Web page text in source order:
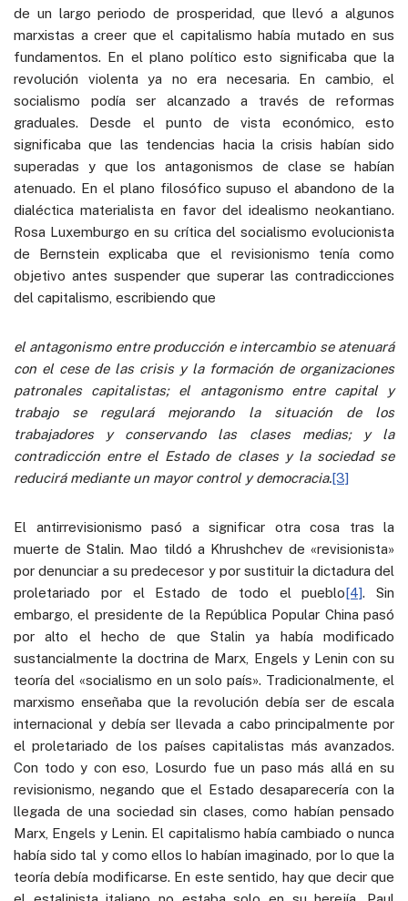
de un largo periodo de prosperidad, que llevó a algunos
marxistas a creer que el capitalismo había mutado en sus
fundamentos. En el plano político esto significaba que la
revolución violenta ya no era necesaria. En cambio, el
socialismo podía ser alcanzado a través de reformas
graduales. Desde el punto de vista económico, esto
significaba que las tendencias hacia la crisis habían sido
superadas y que los antagonismos de clase se habían
atenuado. En el plano filosófico supuso el abandono de la
dialéctica materialista en favor del idealismo neokantiano.
Rosa Luxemburgo en su crítica del socialismo evolucionista
de Bernstein explicaba que el revisionismo tenía como
objetivo antes suspender que superar las contradicciones
del capitalismo, escribiendo que
el antagonismo entre producción e intercambio se atenuará
con el cese de las crisis y la formación de organizaciones
patronales capitalistas; el antagonismo entre capital y
trabajo se regulará mejorando la situación de los
trabajadores y conservando las clases medias; y la
contradicción entre el Estado de clases y la sociedad se
reducirá mediante un mayor control y democracia.[3]
El antirrevisionismo pasó a significar otra cosa tras la
muerte de Stalin. Mao tildó a Khrushchev de «revisionista»
por denunciar a su predecesor y por sustituir la dictadura del
proletariado por el Estado de todo el pueblo[4]. Sin
embargo, el presidente de la República Popular China pasó
por alto el hecho de que Stalin ya había modificado
sustancialmente la doctrina de Marx, Engels y Lenin con su
teoría del «socialismo en un solo país». Tradicionalmente, el
marxismo enseñaba que la revolución debía ser de escala
internacional y debía ser llevada a cabo principalmente por
el proletariado de los países capitalistas más avanzados.
Con todo y con eso, Losurdo fue un paso más allá en su
revisionismo, negando que el Estado desaparecería con la
llegada de una sociedad sin clases, como habían pensado
Marx, Engels y Lenin. El capitalismo había cambiado o nunca
había sido tal y como ellos lo habían imaginado, por lo que la
teoría debía modificarse. En este sentido, hay que decir que